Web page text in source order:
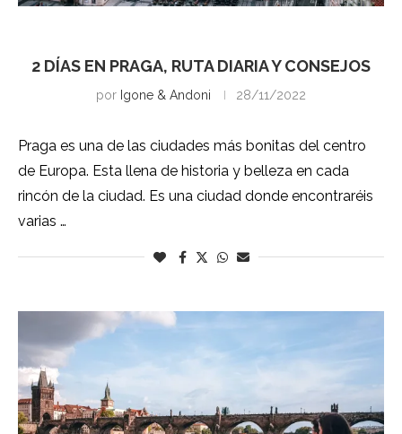
2 DÍAS EN PRAGA, RUTA DIARIA Y CONSEJOS
por Igone & Andoni 28/11/2022
Praga es una de las ciudades más bonitas del centro
de Europa. Esta llena de historia y belleza en cada
rincón de la ciudad. Es una ciudad donde encontraréis
varias …